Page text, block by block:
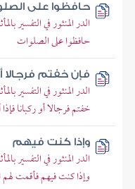
حافظوا على
الدر المنثور في التفسير
حافظوا على الصلوات
فإن خفتم فرجالا
الدر المنثور في التفسير
خفتم فرجالا أو ركبانا
وإذا كنت فيهم
الدر المنثور في التفسير
وإذا كنت فيهم فأقمت